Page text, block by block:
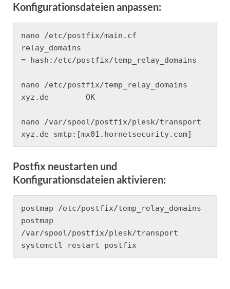
Konfigurationsdateien anpassen:
nano /etc/postfix/main.cf
relay_domains
= hash:/etc/postfix/temp_relay_domains
nano /etc/postfix/temp_relay_domains
xyz.de        OK
nano /var/spool/postfix/plesk/transport
xyz.de smtp:[mx01.hornetsecurity.com]
Postfix neustarten und
Konfigurationsdateien aktivieren:
postmap /etc/postfix/temp_relay_domains
postmap
/var/spool/postfix/plesk/transport
systemctl restart postfix